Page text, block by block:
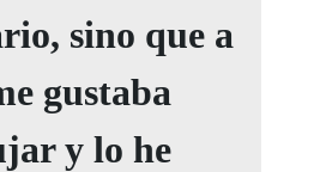
sino que a
gustaba
y lo he